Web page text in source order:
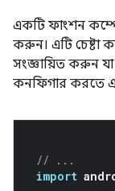
একটি ফাংশন
করুন। এটি চেষ্টা
সংজ্ঞায়িত করুন
কনফিগার করতে
// ...
import